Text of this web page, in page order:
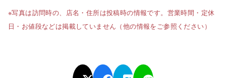
※写真は訪問時の、店名・住所は投稿時の情報です。営業時間・定休
日・お値段などは掲載していません（他の情報をご参照ください）